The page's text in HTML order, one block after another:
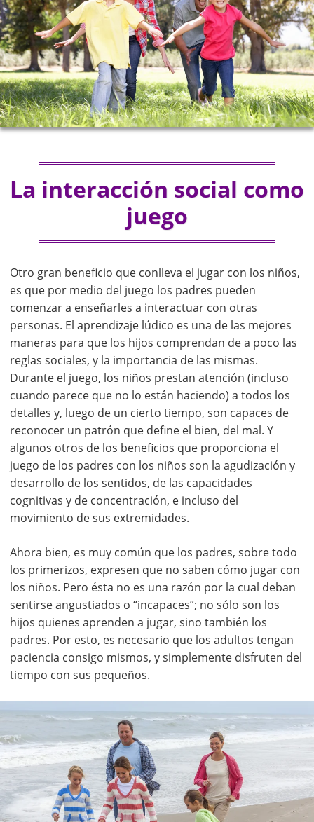
La interacción social como
juego
Otro gran beneficio que conlleva el jugar con los niños,
es que por medio del juego los padres pueden
comenzar a enseñarles a interactuar con otras
personas. El aprendizaje lúdico es una de las mejores
maneras para que los hijos comprendan de a poco las
reglas sociales, y la importancia de las mismas.
Durante el juego, los niños prestan atención (incluso
cuando parece que no lo están haciendo) a todos los
detalles y, luego de un cierto tiempo, son capaces de
reconocer un patrón que define el bien, del mal. Y
algunos otros de los beneficios que proporciona el
juego de los padres con los niños son la agudización y
desarrollo de los sentidos, de las capacidades
cognitivas y de concentración, e incluso del
movimiento de sus extremidades.
Ahora bien, es muy común que los padres, sobre todo
los primerizos, expresen que no saben cómo jugar con
los niños. Pero ésta no es una razón por la cual deban
sentirse angustiados o “incapaces”; no sólo son los
hijos quienes aprenden a jugar, sino también los
padres. Por esto, es necesario que los adultos tengan
paciencia consigo mismos, y simplemente disfruten del
tiempo con sus pequeños.